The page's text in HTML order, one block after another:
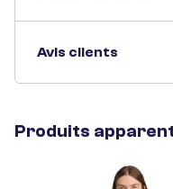
Avis clients
Produits